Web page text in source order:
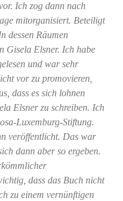
Ich zog dann nach
mitorganisiert. Beteiligt
dessen Räumen
Gisela Elsner. Ich habe
und war sehr
vor zu promovieren,
dass es sich lohnen
Elsner zu schreiben. Ich
Luxemburg-Stiftung.
veröffentlicht. Das war
dann aber so ergeben.
dass das Buch nicht
zu einem vernünftigen